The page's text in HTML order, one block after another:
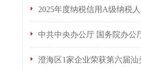
2025年度纳税信用A级纳税
中共中央办公厅 国务院办公
澄海区1家企业荣获第六届汕